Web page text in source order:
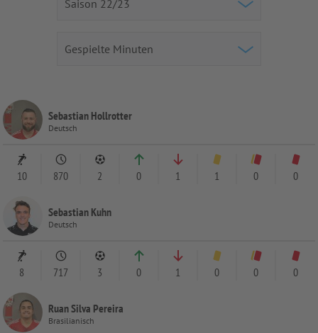
Sebastian Hollrotter
Deutsch
10 870 2 0 1 1 0 0
Sebastian Kuhn
Deutsch
8 717 3 0 1 0 0 0
Ruan Silva Pereira
Brasilianisch